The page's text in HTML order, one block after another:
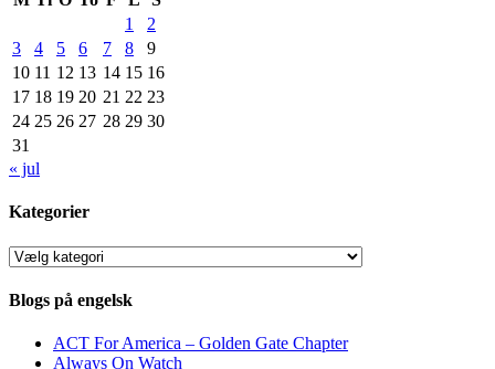
1
2
3
4 5 6 7 8
9
10 11 12 13 14 15 16
17 18 19 20 21 22 23
24 25 26 27 28 29 30
31
« jul
Kategorier
Kategorier
Blogs på engelsk
ACT For America – Golden Gate Chapter
Always On Watch